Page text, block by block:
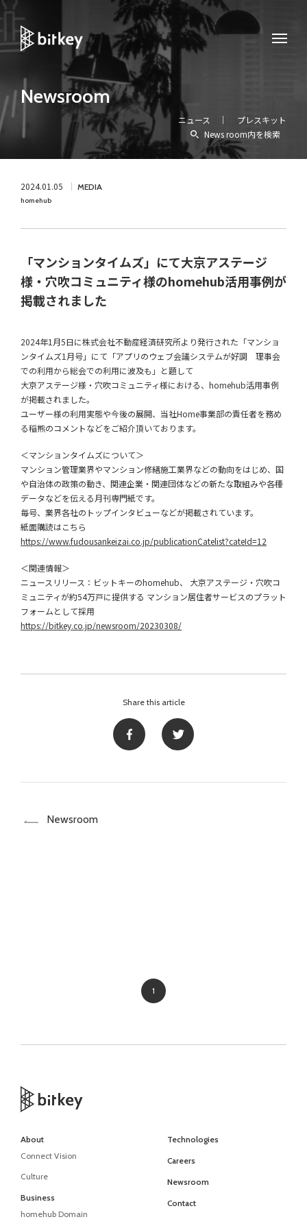
Newsroom
ニュース
プレスキット
News room内を検索
2024.01.05 MEDIA
homehub
「マンションタイムズ」にて大京アステージ
様・穴吹コミュニティ様のhomehub活用事例が
掲載されました
2024年1月5日に株式会社不動産経済研究所より発行された「マンショ
ンタイムズ1月号」にて「アプリのウェブ会議システムが好調 理事会
での利用から総会での利用に波及も」と題して
大京アステージ様・穴吹コミュニティ様における、homehub活用事例
が掲載されました。
ユーザー様の利用実態や今後の展開、当社Home事業部の責任者を務め
る稲熊のコメントなどをご紹介頂いております。
＜マンションタイムズについて＞
マンション管理業界やマンション修繕施工業界などの動向をはじめ、国
や自治体の政策の動き、関連企業・関連団体などの新たな取組みや各種
データなどを伝える月刊専門紙です。
毎号、業界各社のトップインタビューなどが掲載されています。
紙面購読はこちら
https://www.fudousankeizai.co.jp/publicationCatelist?cateId=12
＜関連情報＞
ニュースリリース：ビットキーのhomehub、 大京アステージ・穴吹コ
ミュニティが約54万戸に提供する マンション居住者サービスのプラット
フォームとして採用
https://bitkey.co.jp/newsroom/20230308/
Share this article
Newsroom
1
About
Connect Vision
Culture
Business
homehub Domain
Technologies
Careers
Newsroom
Contact